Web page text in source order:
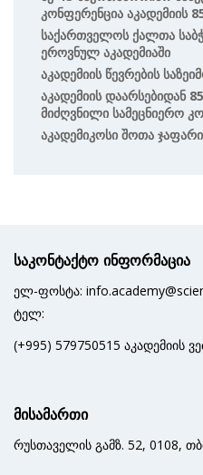
Კონფერენცია Აკადემიის
Საქართველოს Ქალთა
Ეროვნულ Აკადემიაში
Აკადემიის Წევრების
Აკადემიის Დაარსებიდან
Მიძღვნილი Სამეცნიერო
Აკადემიკოსი Შოთა
საკონტაქტო ინფორმაცია
ელ-ფოსტა:
ტელ:
(+995) 579750515 აკადემიის
მისამართი
რუსთაველის გამზ. 52, 0108,